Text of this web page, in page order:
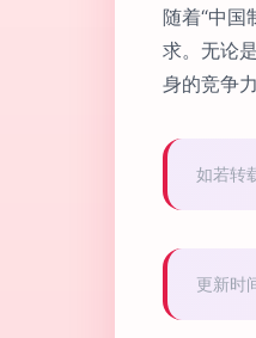
随着“中国
求。无论
身的竞争
如若转
更新时